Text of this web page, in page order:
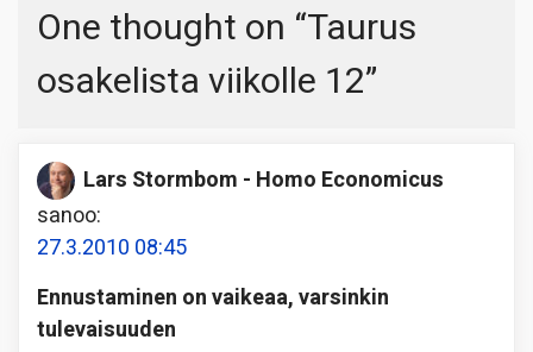
One thought on “Taurus
osakelista viikolle 12”
Lars Stormbom - Homo Economicus
sanoo:
27.3.2010 08:45
Ennustaminen on vaikeaa, varsinkin
tulevaisuuden